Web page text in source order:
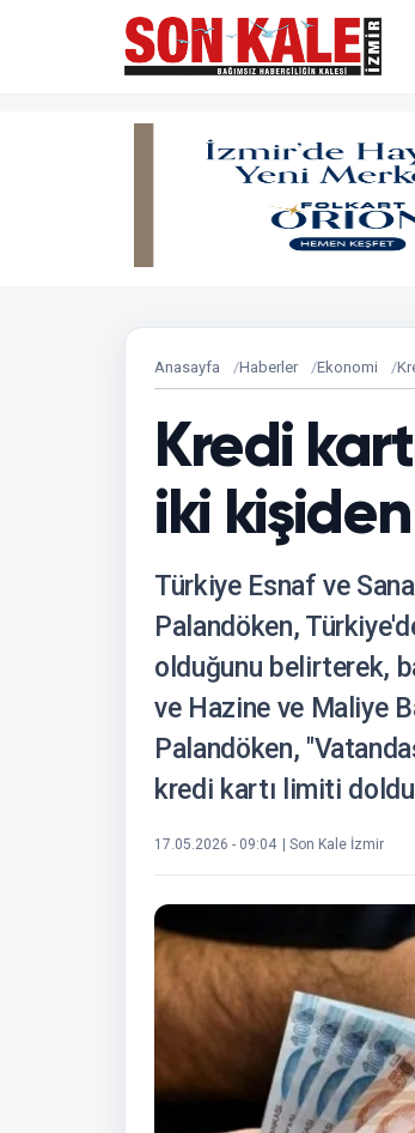
Anasayfa Haberler Ekonomi
Kredi
iki
Türkiye Esnaf ve
Palandöken,
olduğunu belirterek,
ve Hazine ve Maliye
Palandöken,
kredi kartı limiti
17.05.2026 - 09:04 | Son Kale İzmir